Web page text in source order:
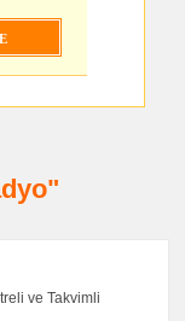
ve Takvimli